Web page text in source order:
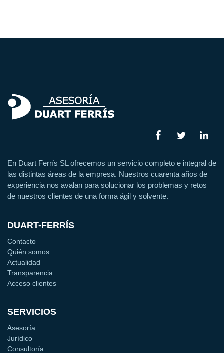
En Duart Ferrís SL ofrecemos un servicio completo e integral de
las distintas áreas de la empresa. Nuestros cuarenta años de
experiencia nos avalan para solucionar los problemas y retos
de nuestros clientes de una forma ágil y solvente.
DUART-FERRÍS
Contacto
Quién somos
Actualidad
Transparencia
Acceso clientes
SERVICIOS
Asesoría
Jurídico
Consultoría